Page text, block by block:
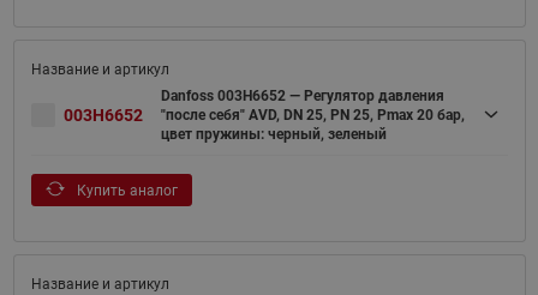
003H6652
Danfoss 003H6652 — Регулятор давления
"после себя" AVD, DN 25, PN 25, Рmax 20 бар,
цвет пружины: черный, зеленый
Купить аналог